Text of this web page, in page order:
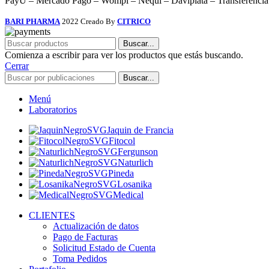
BARI PHARMA 2022 Creado By CITRICO
Buscar...
Comienza a escribir para ver los productos que estás buscando.
Cerrar
Buscar...
Menú
Laboratorios
Jaquin de Francia
Fitocol
Fergunson
Naturlich
Pineda
Losanika
Medical
CLIENTES
Actualización de datos
Pago de Facturas
Solicitud Estado de Cuenta
Toma Pedidos